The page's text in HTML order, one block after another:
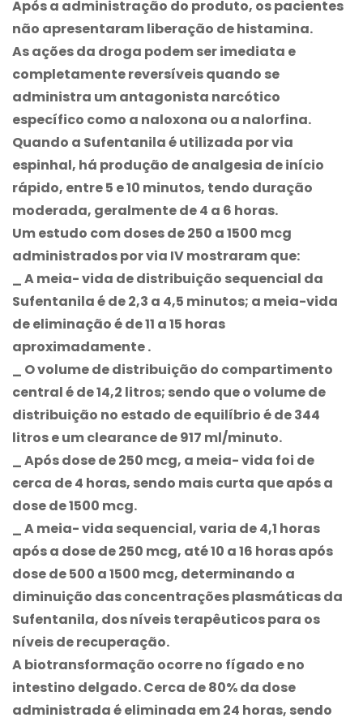
Após a administração do produto, os pacientes
não apresentaram liberação de histamina.
As ações da droga podem ser imediata e
completamente reversíveis quando se
administra um antagonista narcótico
específico como a naloxona ou a nalorfina.
Quando a Sufentanila é utilizada por via
espinhal, há produção de analgesia de início
rápido, entre 5 e 10 minutos, tendo duração
moderada, geralmente de 4 a 6 horas.
Um estudo com doses de 250 a 1500 mcg
administrados por via IV mostraram que:
_ A meia- vida de distribuição sequencial da
Sufentanila é de 2,3 a 4,5 minutos; a meia-vida
de eliminação é de 11 a 15 horas
aproximadamente .
_ O volume de distribuição do compartimento
central é de 14,2 litros; sendo que o volume de
distribuição no estado de equilíbrio é de 344
litros e um clearance de 917 ml/minuto.
_ Após dose de 250 mcg, a meia- vida foi de
cerca de 4 horas, sendo mais curta que após a
dose de 1500 mcg.
_ A meia- vida sequencial, varia de 4,1 horas
após a dose de 250 mcg, até 10 a 16 horas após
dose de 500 a 1500 mcg, determinando a
diminuição das concentrações plasmáticas da
Sufentanila, dos níveis terapêuticos para os
níveis de recuperação.
A biotransformação ocorre no fígado e no
intestino delgado. Cerca de 80% da dose
administrada é eliminada em 24 horas, sendo